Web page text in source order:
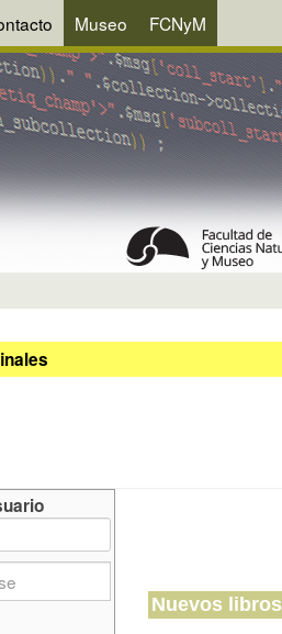
Museo FCNyM
Nuevos libros